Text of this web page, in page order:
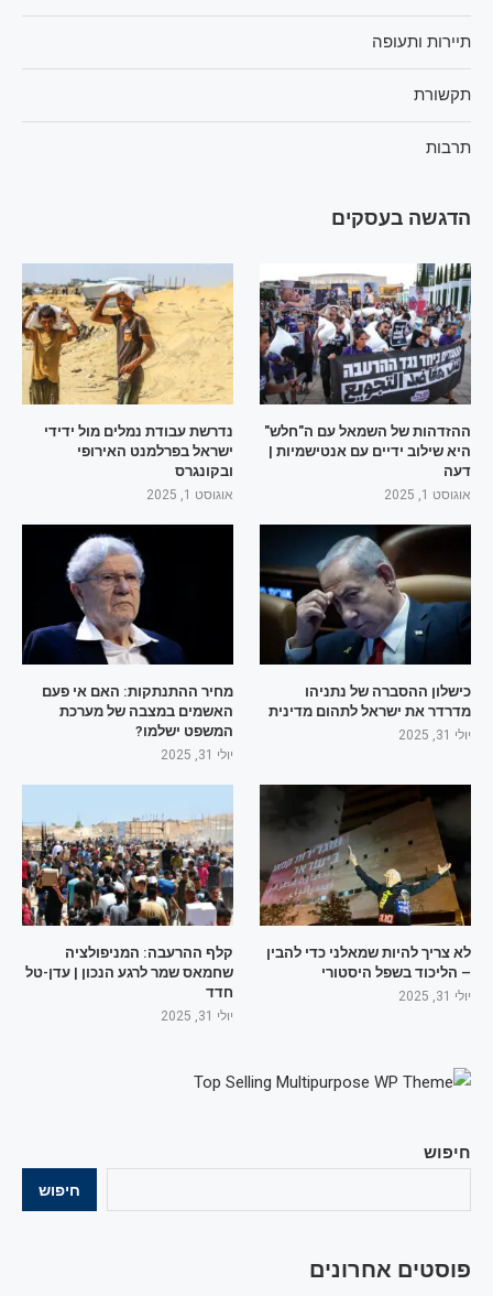
חיפוש
חיפוש
פוסטים אחרונים
תיירות ותעופה
תקשורת
תרבות
הדגשה בעסקים
ההזדהות של השמאל עם ה"חלש"
היא שילוב ידיים עם אנטישמיות |
דעה
אוגוסט 1, 2025
נדרשת עבודת נמלים מול ידידי
ישראל בפרלמנט האירופי
ובקונגרס
אוגוסט 1, 2025
כישלון ההסברה של נתניהו
מדרדר את ישראל לתהום מדינית
יולי 31, 2025
מחיר ההתנתקות: האם אי פעם
האשמים במצבה של מערכת
המשפט ישלמו?
יולי 31, 2025
לא צריך להיות שמאלני כדי להבין
– הליכוד בשפל היסטורי
יולי 31, 2025
קלף ההרעבה: המניפולציה
שחמאס שמר לרגע הנכון | עדן-טל
חדד
יולי 31, 2025